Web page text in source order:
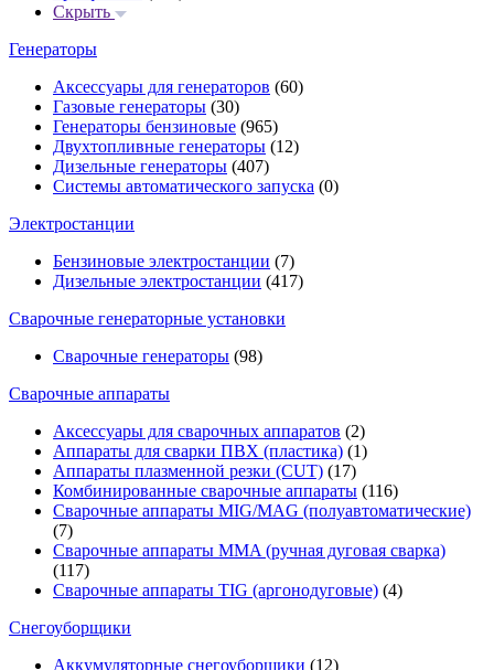
Скрыть
Генераторы
Аксессуары для генераторов (60)
Газовые генераторы (30)
Генераторы бензиновые (965)
Двухтопливные генераторы (12)
Дизельные генераторы (407)
Системы автоматического запуска (0)
Электростанции
Бензиновые электростанции (7)
Дизельные электростанции (417)
Сварочные генераторные установки
Сварочные генераторы (98)
Сварочные аппараты
Аксессуары для сварочных аппаратов (2)
Аппараты для сварки ПВХ (пластика) (1)
Аппараты плазменной резки (CUT) (17)
Комбинированные сварочные аппараты (116)
Сварочные аппараты MIG/MAG (полуавтоматические)
(7)
Сварочные аппараты MMA (ручная дуговая сварка)
(117)
Сварочные аппараты TIG (аргонодуговые) (4)
Снегоуборщики
Аккумуляторные снегоуборщики (12)